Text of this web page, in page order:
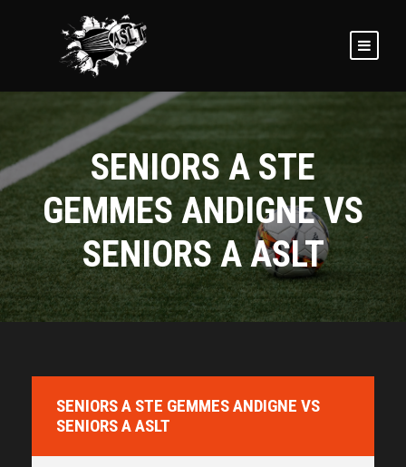
SENIORS A STE
GEMMES ANDIGNE VS
SENIORS A ASLT
SENIORS A STE GEMMES ANDIGNE VS
SENIORS A ASLT